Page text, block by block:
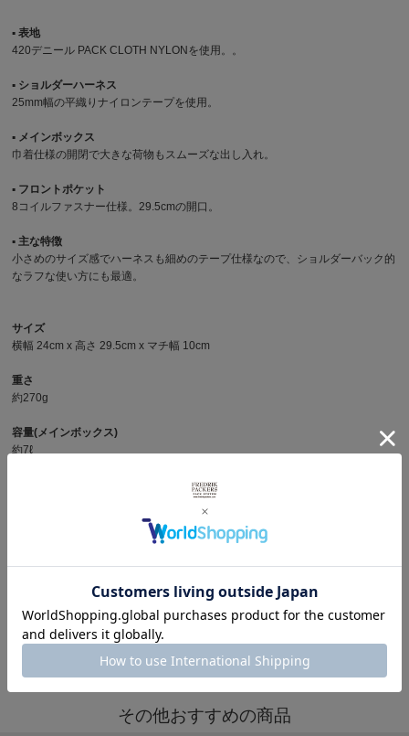
▪︎ 表地
420デニール PACK CLOTH NYLONを使用。。
▪︎ ショルダーハーネス
25mm幅の平織りナイロンテープを使用。
▪︎ メインボックス
巾着仕様の開閉で大きな荷物もスムーズな出し入れ。
▪︎ フロントポケット
8コイルファスナー仕様。29.5cmの開口。
▪︎ 主な特徴
小さめのサイズ感でハーネスも細めのテープ仕様なので、ショルダーバック的
なラフな使い方にも最適。
サイズ
横幅 24cm x 高さ 29.5cm x マチ幅 10cm
重さ
約270g
容量(メインボックス)
約7ℓ
商品写真を見る
※製品詳細画像は実際の商品とは違う画像を使用している場合もございますので、ご注意下さい
ますようお願いします。
その他おすすめの商品